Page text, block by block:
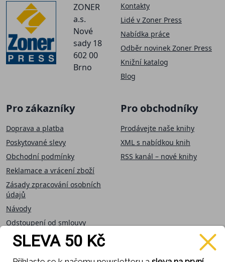
ZONER
a.s.
Nové
sady 18
602 00
Brno
Kontakty
Lidé v Zoner Press
Nabídka práce
Odběr novinek Zoner Press
Knižní katalog
Blog
Pro zákazníky
Doprava a platba
Poskytované slevy
Obchodní podmínky
Reklamace a vrácení zboží
Zásady zpracování osobních
údajů
Návody
Odstoupení od smlouvy
Pro obchodníky
Prodávejte naše knihy
XML s nabídkou knih
RSS kanál – nové knihy
Přijímáme on-line
Sledujte nás
SLEVA 50 Kč